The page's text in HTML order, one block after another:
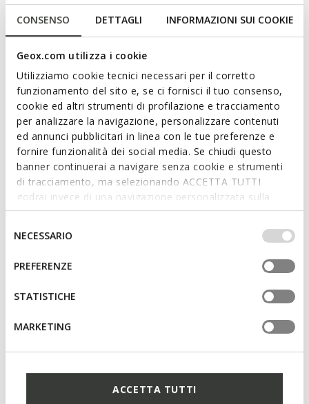
CONSENSO DETTAGLI INFORMAZIONI SUI COOKIE
Geox.com utilizza i cookie
Utilizziamo cookie tecnici necessari per il corretto
funzionamento del sito e, se ci fornisci il tuo consenso,
cookie ed altri strumenti di profilazione e tracciamento
per analizzare la navigazione, personalizzare contenuti
ed annunci pubblicitari in linea con le tue preferenze e
fornire funzionalità dei social media. Se chiudi questo
banner continuerai a navigare senza cookie e strumenti
di tracciamento, ma selezionando ACCETTA TUTTI
godrai invece di una navigazione personalizzata sulla
base dei tuoi gusti ed interessi. Selezionando
IMPOSTAZIONI potrai anche scegliere quali cookies ed
altri strumenti di tracciamento autorizzare. Per maggiori
informazioni o per modificare in qualsiasi momento le
tue impostazioni, visita la nostra
consenso
NECESSARIO
PREFERENZE
STATISTICHE
MARKETING
ACCETTA TUTTI
Mocassin pour femme au style sobre mais raffiné, l'allié idéal
pour les journées trépidantes en ville. Dans cette version
silhouette épurée, rehaussée de détails artisanaux.
Confortable et respirant, le modèle Addisse apporte une
touche d'élégance décontractée à vos tenues de tous les
jours.
CODE PRODUIT: D66AXB00022C6005
Lire plus
Caractéristiques
Enfilage facile et rapide
Design sans fermeture, pour un enfilage plus rapide;
Matériaux